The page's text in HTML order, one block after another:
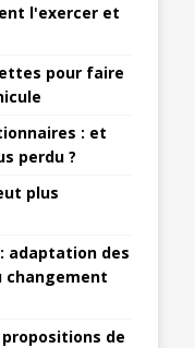
l'exercer et
pour faire
: et
perdu ?
plus
adaptation des
changement
de